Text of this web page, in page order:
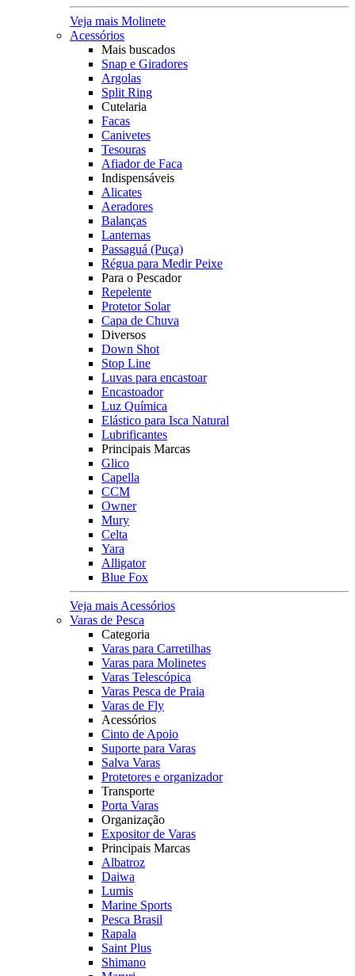
Veja mais Molinete
Acessórios
Mais buscados
Snap e Giradores
Argolas
Split Ring
Cutelaria
Facas
Canivetes
Tesouras
Afiador de Faca
Indispensáveis
Alicates
Aeradores
Balanças
Lanternas
Passaguá (Puça)
Régua para Medir Peixe
Para o Pescador
Repelente
Protetor Solar
Capa de Chuva
Diversos
Down Shot
Stop Line
Luvas para encastoar
Encastoador
Luz Química
Elástico para Isca Natural
Lubrificantes
Principais Marcas
Glico
Capella
CCM
Owner
Mury
Celta
Yara
Alligator
Blue Fox
Veja mais Acessórios
Varas de Pesca
Categoria
Varas para Carretilhas
Varas para Molinetes
Varas Telescópica
Varas Pesca de Praia
Varas de Fly
Acessórios
Cinto de Apoio
Suporte para Varas
Salva Varas
Protetores e organizador
Transporte
Porta Varas
Organização
Expositor de Varas
Principais Marcas
Albatroz
Daiwa
Lumis
Marine Sports
Pesca Brasil
Rapala
Saint Plus
Shimano